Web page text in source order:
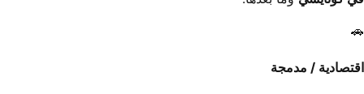
🚗
اقتصادية / مدمجة